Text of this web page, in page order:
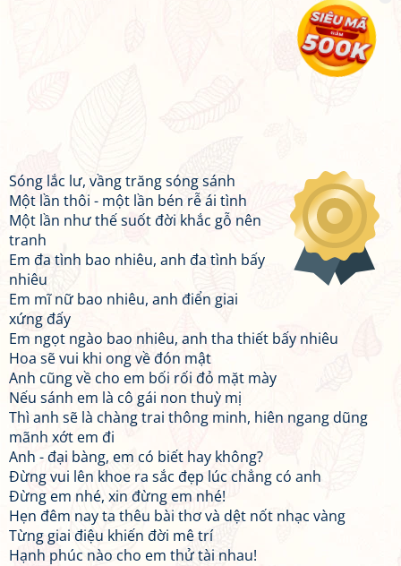
Sóng lắc lư, vầng trăng sóng sánh
Một lần thôi - một lần bén rễ ái tình
Một lần như thế suốt đời khắc gỗ nên
tranh
Em đa tình bao nhiêu, anh đa tình bấy
nhiêu
Em mĩ nữ bao nhiêu, anh điển giai
xứng đấy
Em ngọt ngào bao nhiêu, anh tha thiết bấy nhiêu
Hoa sẽ vui khi ong về đón mật
Anh cũng về cho em bối rối đỏ mặt mày
Nếu sánh em là cô gái non thuỳ mị
Thì anh sẽ là chàng trai thông minh, hiên ngang dũng
mãnh xớt em đi
Anh - đại bàng, em có biết hay không?
Đừng vui lên khoe ra sắc đẹp lúc chẳng có anh
Đừng em nhé, xin đừng em nhé!
Hẹn đêm nay ta thêu bài thơ và dệt nốt nhạc vàng
Từng giai điệu khiến đời mê trí
Hạnh phúc nào cho em thử tài nhau!